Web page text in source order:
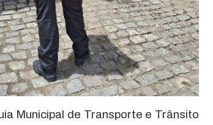
Municipal de Transporte e Trânsito